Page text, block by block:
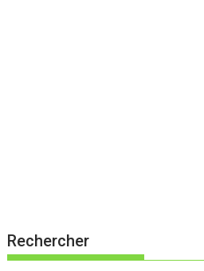
Rechercher